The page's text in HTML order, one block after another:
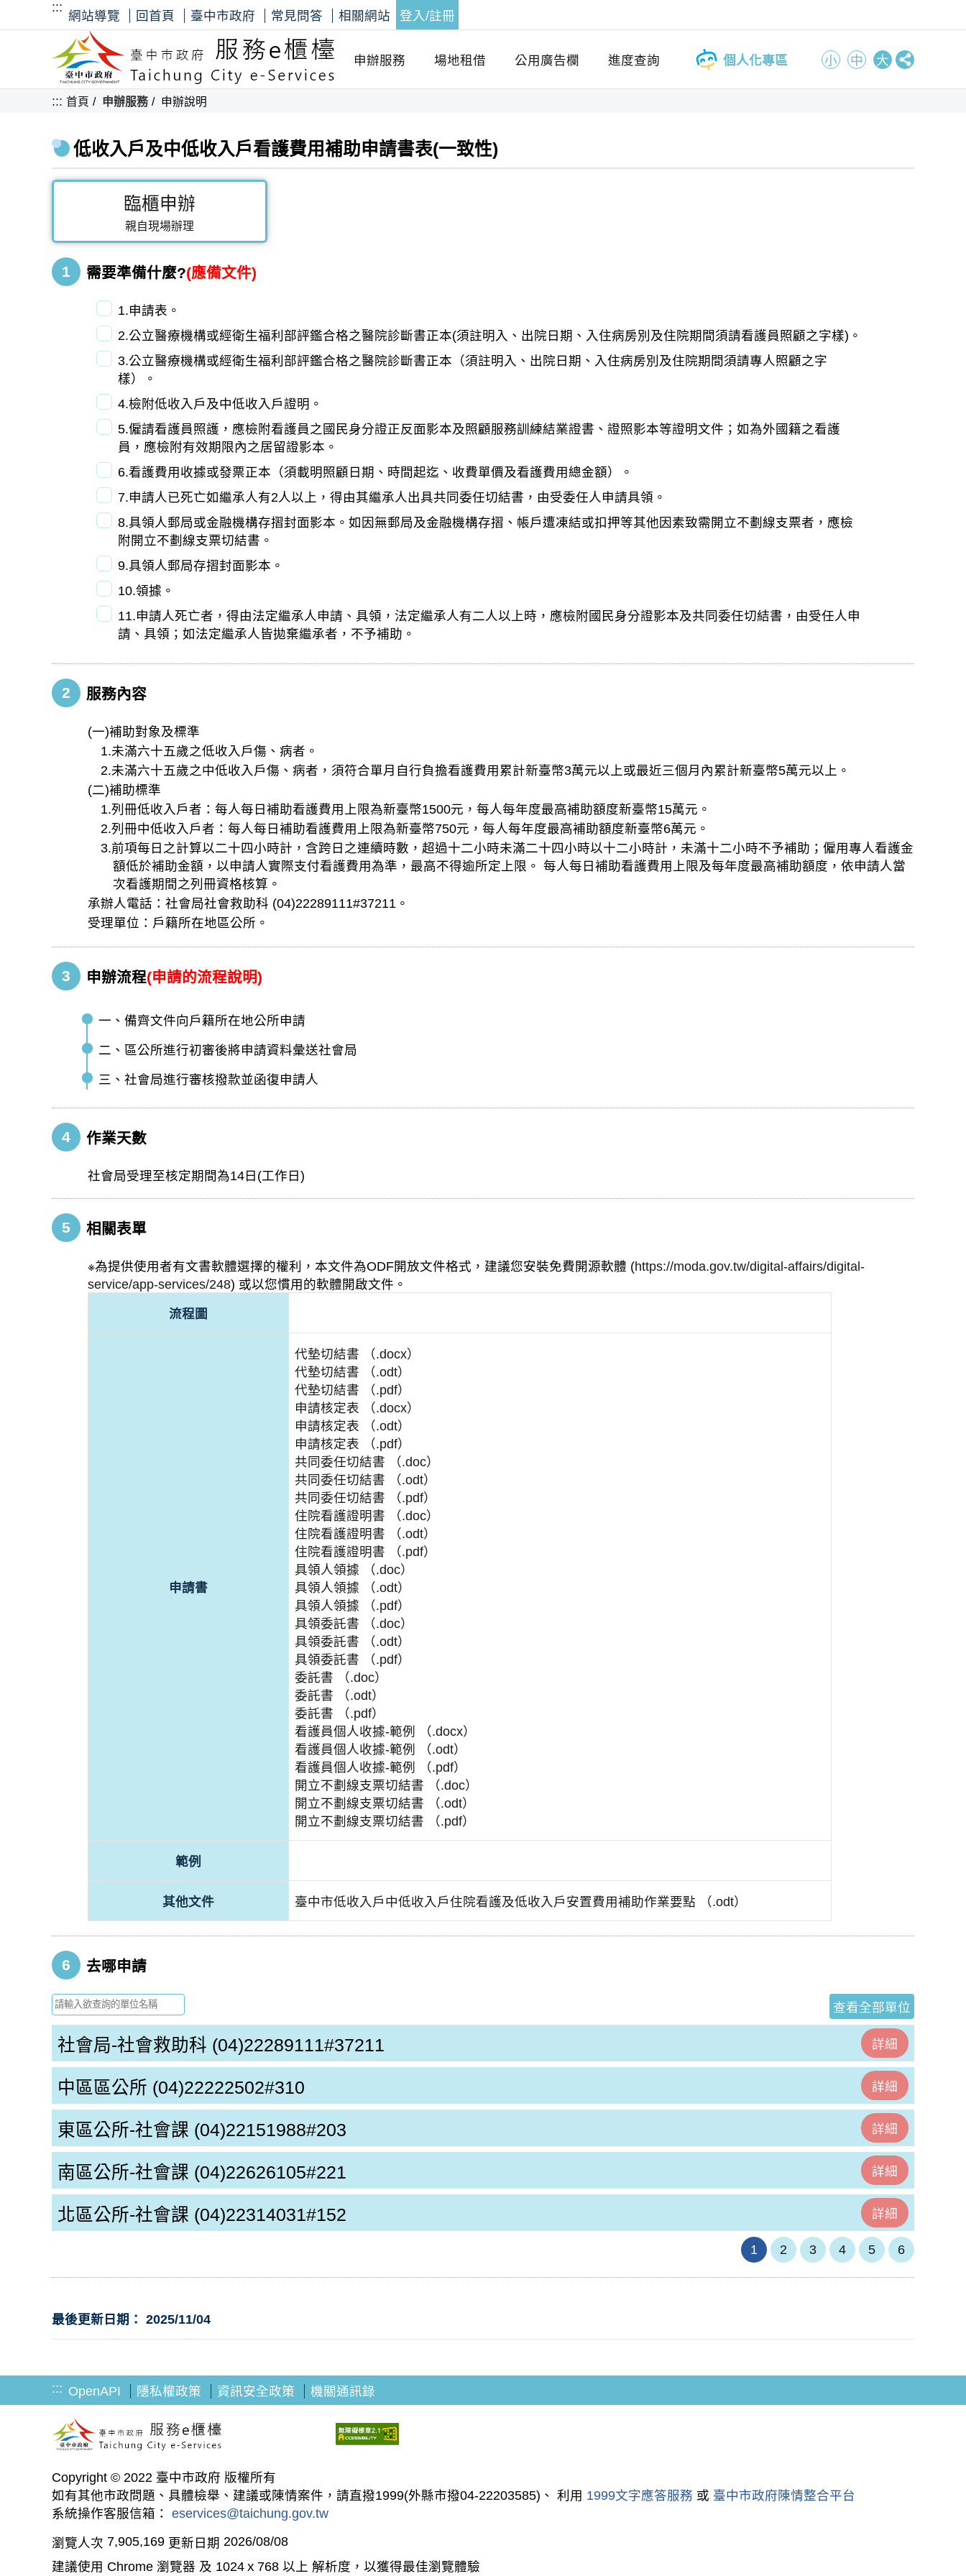
:::
網站導覽 回首頁 臺中市政府 常見問答 相關網站 登入/註冊
申辦服務 場地租借 公用廣告欄 進度查詢 個人化專區 小 中 大
::: 首頁 申辦服務 申辦說明
低收入戶及中低收入戶看護費用補助申請書表(一致性)
臨櫃申辦
親自現場辦理
1 需要準備什麼?(應備文件)
1.申請表。
2.公立醫療機構或經衛生福利部評鑑合格之醫院診斷書正本(須註明入、出院日期、入住病房別及住院期間須請看護員照顧之字樣)。
3.公立醫療機構或經衛生福利部評鑑合格之醫院診斷書正本（須註明入、出院日期、入住病房別及住院期間須請專人照顧之字
樣）。
4.檢附低收入戶及中低收入戶證明。
5.僱請看護員照護，應檢附看護員之國民身分證正反面影本及照顧服務訓練結業證書、證照影本等證明文件；如為外國籍之看護
員，應檢附有效期限內之居留證影本。
6.看護費用收據或發票正本（須載明照顧日期、時間起迄、收費單價及看護費用總金額）。
7.申請人已死亡如繼承人有2人以上，得由其繼承人出具共同委任切結書，由受委任人申請具領。
8.具領人郵局或金融機構存摺封面影本。如因無郵局及金融機構存摺、帳戶遭凍結或扣押等其他因素致需開立不劃線支票者，應檢
附開立不劃線支票切結書。
9.具領人郵局存摺封面影本。
10.領據。
11.申請人死亡者，得由法定繼承人申請、具領，法定繼承人有二人以上時，應檢附國民身分證影本及共同委任切結書，由受任人申
請、具領；如法定繼承人皆拋棄繼承者，不予補助。
2 服務內容
(一)補助對象及標準
1.未滿六十五歲之低收入戶傷、病者。
2.未滿六十五歲之中低收入戶傷、病者，須符合單月自行負擔看護費用累計新臺幣3萬元以上或最近三個月內累計新臺幣5萬元以上。
(二)補助標準
1.列冊低收入戶者：每人每日補助看護費用上限為新臺幣1500元，每人每年度最高補助額度新臺幣15萬元。
2.列冊中低收入戶者：每人每日補助看護費用上限為新臺幣750元，每人每年度最高補助額度新臺幣6萬元。
3.前項每日之計算以二十四小時計，含跨日之連續時數，超過十二小時未滿二十四小時以十二小時計，未滿十二小時不予補助；僱用專人看護金
額低於補助金額，以申請人實際支付看護費用為準，最高不得逾所定上限。 每人每日補助看護費用上限及每年度最高補助額度，依申請人當
次看護期間之列冊資格核算。
承辦人電話：社會局社會救助科 (04)22289111#37211。
受理單位：戶籍所在地區公所。
3 申辦流程(申請的流程說明)
一、備齊文件向戶籍所在地公所申請
二、區公所進行初審後將申請資料彙送社會局
三、社會局進行審核撥款並函復申請人
4 作業天數
社會局受理至核定期間為14日(工作日)
5 相關表單
※為提供使用者有文書軟體選擇的權利，本文件為ODF開放文件格式，建議您安裝免費開源軟體 (https://moda.gov.tw/digital-affairs/digital-
service/app-services/248) 或以您慣用的軟體開啟文件。
流程圖
申請書
代墊切結書 （.docx）
代墊切結書 （.odt）
代墊切結書 （.pdf）
申請核定表 （.docx）
申請核定表 （.odt）
申請核定表 （.pdf）
共同委任切結書 （.doc）
共同委任切結書 （.odt）
共同委任切結書 （.pdf）
住院看護證明書 （.doc）
住院看護證明書 （.odt）
住院看護證明書 （.pdf）
具領人領據 （.doc）
具領人領據 （.odt）
具領人領據 （.pdf）
具領委託書 （.doc）
具領委託書 （.odt）
具領委託書 （.pdf）
委託書 （.doc）
委託書 （.odt）
委託書 （.pdf）
看護員個人收據-範例 （.docx）
看護員個人收據-範例 （.odt）
看護員個人收據-範例 （.pdf）
開立不劃線支票切結書 （.doc）
開立不劃線支票切結書 （.odt）
開立不劃線支票切結書 （.pdf）
範例
其他文件 臺中市低收入戶中低收入戶住院看護及低收入戶安置費用補助作業要點 （.odt）
6 去哪申請
查看全部單位
社會局-社會救助科 (04)22289111#37211 詳細
中區區公所 (04)22222502#310 詳細
東區公所-社會課 (04)22151988#203 詳細
南區公所-社會課 (04)22626105#221 詳細
北區公所-社會課 (04)22314031#152 詳細
1 2 3 4 5 6
最後更新日期： 2025/11/04
::: OpenAPI 隱私權政策 資訊安全政策 機關通訊錄
Copyright © 2022 臺中市政府 版權所有
如有其他市政問題、具體檢舉、建議或陳情案件，請直撥1999(外縣市撥04-22203585)、 利用 1999文字應答服務 或 臺中市政府陳情整合平台
系統操作客服信箱： eservices@taichung.gov.tw
瀏覽人次 7,905,169 更新日期 2026/08/08
建議使用 Chrome 瀏覽器 及 1024ｘ768 以上 解析度，以獲得最佳瀏覽體驗